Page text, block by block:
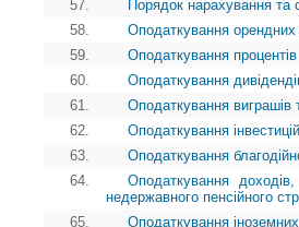
57.
Порядок нарахування та
58.
Оподаткування орендних
59.
Оподаткування процентів
60.
Оподаткування
61.
Оподаткування виграшів
62.
Оподаткування
63.
Оподаткування
64.
Оподаткування
недержавного пенсійного
65.
Оподаткування